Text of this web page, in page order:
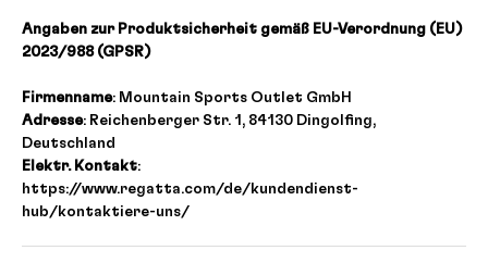
Angaben zur Produktsicherheit gemäß EU-Verordnung (EU)
2023/988 (GPSR)
Firmenname: Mountain Sports Outlet GmbH
Adresse: Reichenberger Str. 1, 84130 Dingolfing,
Deutschland
Elektr. Kontakt:
https://www.regatta.com/de/kundendienst-
hub/kontaktiere-uns/